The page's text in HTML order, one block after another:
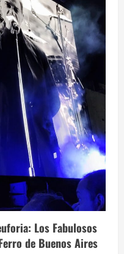
Los Fabulosos
de Buenos Aires